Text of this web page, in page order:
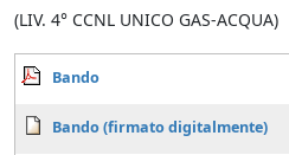
(LIV. 4° CCNL UNICO GAS-ACQUA)
Bando
Bando (firmato digitalmente)